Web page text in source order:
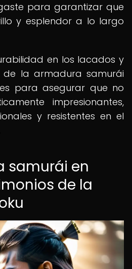
para garantizar que
y esplendor a lo largo
en los lacados y
de la armadura samurái
para asegurar que no
impresionantes,
y resistentes en el
samurái en
de la